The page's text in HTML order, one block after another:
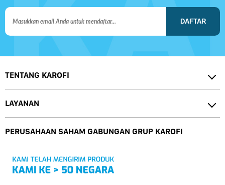
DAFTAR
TENTANG KAROFI
LAYANAN
PERUSAHAAN SAHAM GABUNGAN GRUP KAROFI